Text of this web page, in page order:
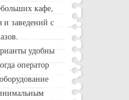
кафе,
и заведений с
удобны
оператор